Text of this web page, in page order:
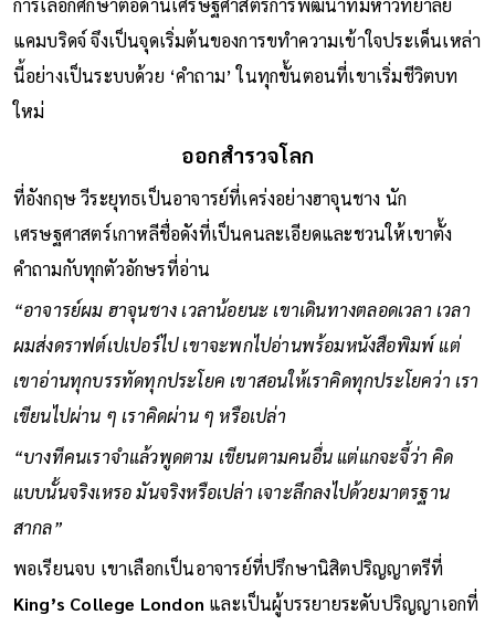
แคมบริดจ์ จึงเป็นจุดเริ่มต้นของการขทำความเข้าใจประเด็นเหล่า
นี้อย่างเป็นระบบด้วย ‘คำถาม’ ในทุกขั้นตอนที่เขาเริ่มชีวิตบท
ใหม่
ออกสำรวจโลก
ที่อังกฤษ วีระยุทธเป็นอาจารย์ที่เคร่งอย่างฮาจุนชาง นัก
เศรษฐศาสตร์เกาหลีชื่อดังที่เป็นคนละเอียดและชวนให้เขาตั้ง
คำถามกับทุกตัวอักษรที่อ่าน
“อาจารย์ผม ฮาจุนชาง เวลาน้อยนะ เขาเดินทางตลอดเวลา เวลา
ผมส่งดราฟต์เปเปอร์ไป เขาจะพกไปอ่านพร้อมหนังสือพิมพ์ แต่
เขาอ่านทุกบรรทัดทุกประโยค เขาสอนให้เราคิดทุกประโยคว่า เรา
เขียนไปผ่าน ๆ เราคิดผ่าน ๆ หรือเปล่า
“บางทีคนเราจำแล้วพูดตาม เขียนตามคนอื่น แต่แกจะจี้ว่า คิด
แบบนั้นจริงเหรอ มันจริงหรือเปล่า เจาะลึกลงไปด้วยมาตรฐาน
สากล”
พอเรียนจบ เขาเลือกเป็นอาจารย์ที่ปรึกษานิสิตปริญญาตรีที่
King’s College London และเป็นผู้บรรยายระดับปริญญาเอกที่